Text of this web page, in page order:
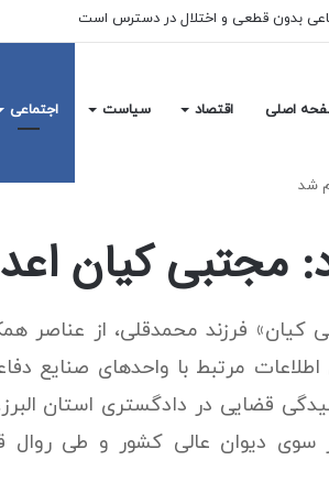
رضائیان با استقلال فقط ۱۰۰ میلیون تومان است!
اصلی اقتصاد سیاست اجتماعی
شد
مجتبی کیان
کیان» فرزند محمدقلی، از عناصر
مرتبط با واحدهای صنایع
قضایی در دادگستری استان البرز،
دیوان عالی کشور و طی روال